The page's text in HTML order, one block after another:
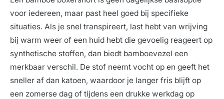
voor iedereen, maar past heel goed bij specifieke
situaties. Als je snel transpireert, last hebt van wrijving
bij warm weer of een huid hebt die gevoelig reageert op
synthetische stoffen, dan biedt bamboevezel een
merkbaar verschil. De stof neemt vocht op en geeft het
sneller af dan katoen, waardoor je langer fris blijft op
een zomerse dag of tijdens een drukke werkdag op